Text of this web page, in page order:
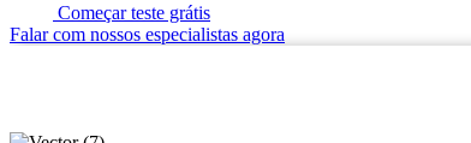
Começar teste grátis
Falar com nossos especialistas agora